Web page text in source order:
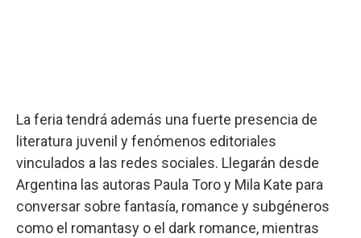
La feria tendrá además una fuerte presencia de
literatura juvenil y fenómenos editoriales
vinculados a las redes sociales. Llegarán desde
Argentina las autoras Paula Toro y Mila Kate para
conversar sobre fantasía, romance y subgéneros
como el romantasy o el dark romance, mientras